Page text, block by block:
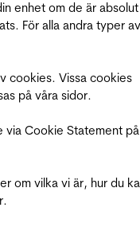
enhet om de är absolut
För alla andra typer av
cookies. Vissa cookies
på våra sidor.
via Cookie Statement
om vilka vi är, hur du